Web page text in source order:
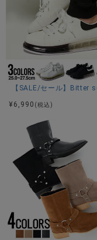
【SALE/セール】Bitter
¥ 6,990 (税込)